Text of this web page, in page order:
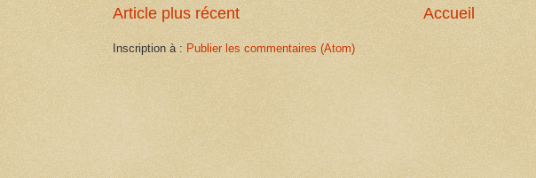
Article plus récent Accueil
Inscription à : Publier les commentaires (Atom)